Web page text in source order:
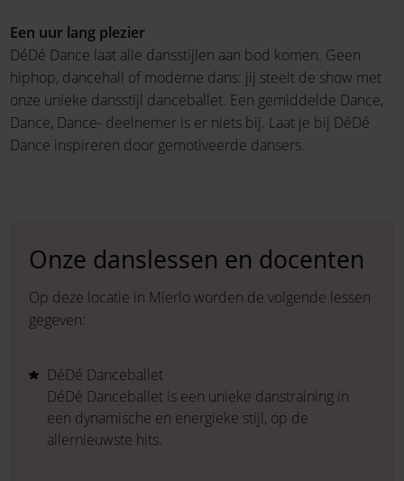
Een uur lang plezier
DéDé Dance laat alle dansstijlen aan bod komen. Geen
hiphop, dancehall of moderne dans: jij steelt de show met
onze unieke dansstijl danceballet. Een gemiddelde Dance,
Dance, Dance- deelnemer is er niets bij. Laat je bij DéDé
Dance inspireren door gemotiveerde dansers.
Onze danslessen en docenten
Op deze locatie in Mierlo worden de volgende lessen
gegeven:
DéDé Danceballet
DéDé Danceballet is een unieke danstraining in
een dynamische en energieke stijl, op de
allernieuwste hits.